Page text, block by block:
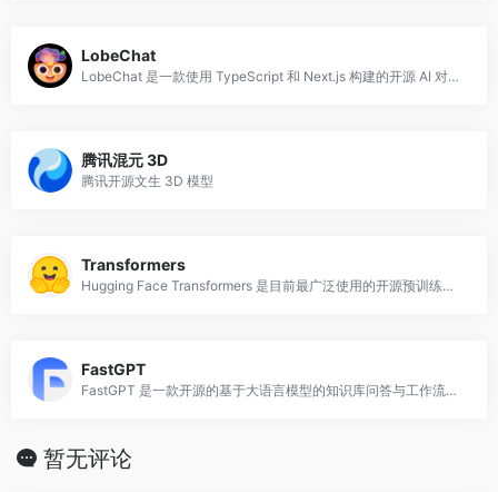
LobeChat
LobeChat 是一款使用 TypeScript 和 Next.js 构建的开源 AI 对话框架，支持多种大语言模型提供商（OpenAI、Anthropic、
腾讯混元 3D
腾讯开源文生 3D 模型
Transformers
Hugging Face Transformers 是目前最广泛使用的开源预训练模型库，使用 Python 开发，提供数千个预训练的 NLP、视觉、多模态模型（
FastGPT
FastGPT 是一款开源的基于大语言模型的知识库问答与工作流平台，使用 TypeScript（Next.js）开发，支持 Docker 一键部署。
暂无评论